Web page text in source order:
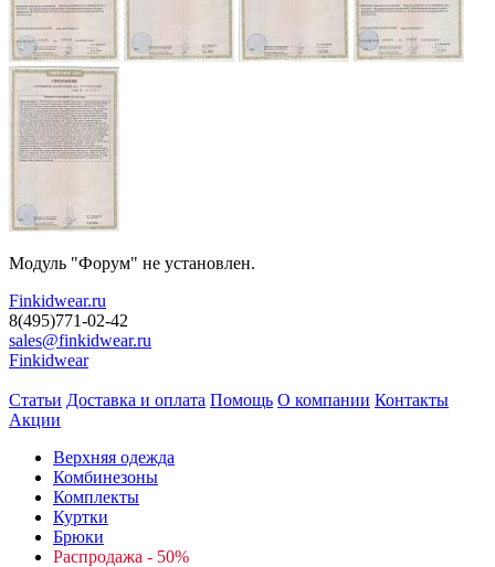
Модуль "Форум" не установлен.
Finkidwear.ru
8(495)771-02-42
sales@finkidwear.ru
Finkidwear
Статьи Доставка и оплата Помощь О компании Контакты
Акции
Верхняя одежда
Комбинезоны
Комплекты
Куртки
Брюки
Распродажа - 50%